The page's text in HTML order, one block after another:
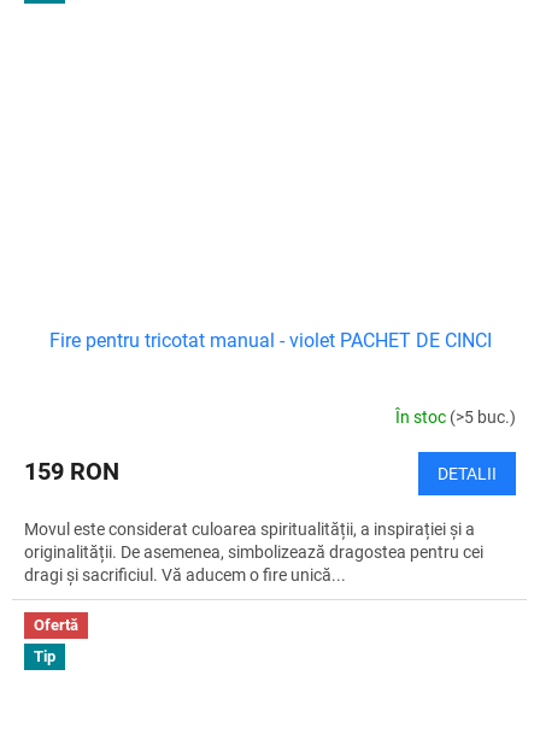
Fire pentru tricotat manual - violet PACHET DE CINCI
În stoc (>5 buc.)
159 RON DETALII
Movul este considerat culoarea spiritualității, a inspirației și a
originalității. De asemenea, simbolizează dragostea pentru cei
dragi și sacrificiul. Vă aducem o fire unică...
Ofertă
Tip